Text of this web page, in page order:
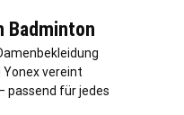
Badminton
Yonex vereint
passend für jedes